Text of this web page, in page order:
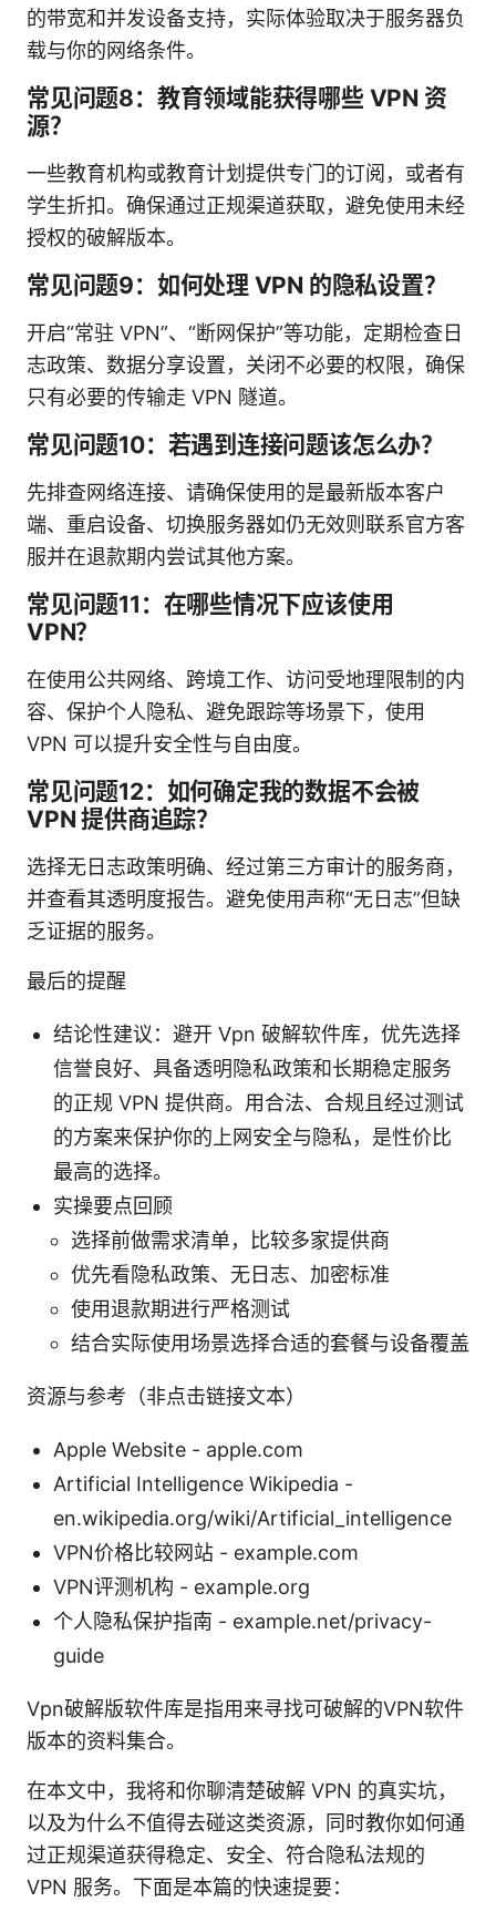
的带宽和并发设备支持，实际体验取决于服务器负
载与你的网络条件。
常见问题8：教育领域能获得哪些 VPN 资
源？
一些教育机构或教育计划提供专门的订阅，或者有
学生折扣。确保通过正规渠道获取，避免使用未经
授权的破解版本。
常见问题9：如何处理 VPN 的隐私设置？
开启“常驻 VPN”、“断网保护”等功能，定期检查日
志政策、数据分享设置，关闭不必要的权限，确保
只有必要的传输走 VPN 隧道。
常见问题10：若遇到连接问题该怎么办？
先排查网络连接、请确保使用的是最新版本客户
端、重启设备、切换服务器如仍无效则联系官方客
服并在退款期内尝试其他方案。
常见问题11：在哪些情况下应该使用
VPN？
在使用公共网络、跨境工作、访问受地理限制的内
容、保护个人隐私、避免跟踪等场景下，使用
VPN 可以提升安全性与自由度。
常见问题12：如何确定我的数据不会被
VPN 提供商追踪？
选择无日志政策明确、经过第三方审计的服务商，
并查看其透明度报告。避免使用声称“无日志”但缺
乏证据的服务。
最后的提醒
结论性建议：避开 Vpn 破解软件库，优先选择
信誉良好、具备透明隐私政策和长期稳定服务
的正规 VPN 提供商。用合法、合规且经过测试
的方案来保护你的上网安全与隐私，是性价比
最高的选择。
实操要点回顾
选择前做需求清单，比较多家提供商
优先看隐私政策、无日志、加密标准
使用退款期进行严格测试
结合实际使用场景选择合适的套餐与设备覆盖
资源与参考（非点击链接文本）
Apple Website - apple.com
Artificial Intelligence Wikipedia -
en.wikipedia.org/wiki/Artificial_intelligence
VPN价格比较网站 - example.com
VPN评测机构 - example.org
个人隐私保护指南 - example.net/privacy-
guide
Vpn破解版软件库是指用来寻找可破解的VPN软件
版本的资料集合。
在本文中，我将和你聊清楚破解 VPN 的真实坑，
以及为什么不值得去碰这类资源，同时教你如何通
过正规渠道获得稳定、安全、符合隐私法规的
VPN 服务。下面是本篇的快速提要：